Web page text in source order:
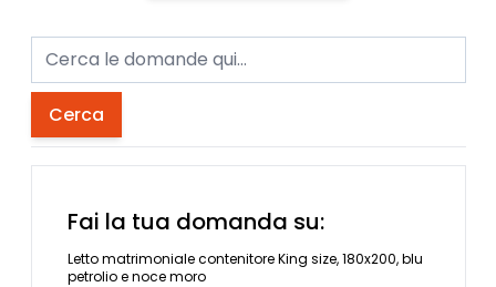
Cerca
Fai la tua domanda su:
Letto matrimoniale contenitore King size, 180x200, blu
petrolio e noce moro